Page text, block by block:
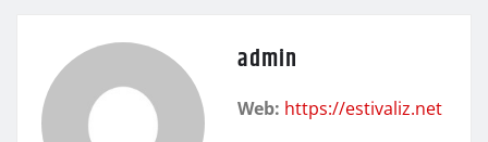
admin
Web: https://estivaliz.net